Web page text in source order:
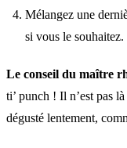
Mélangez une
si vous le souhaitez.
Le conseil du maître
ti’ punch ! Il n’est pas
dégusté lentement,